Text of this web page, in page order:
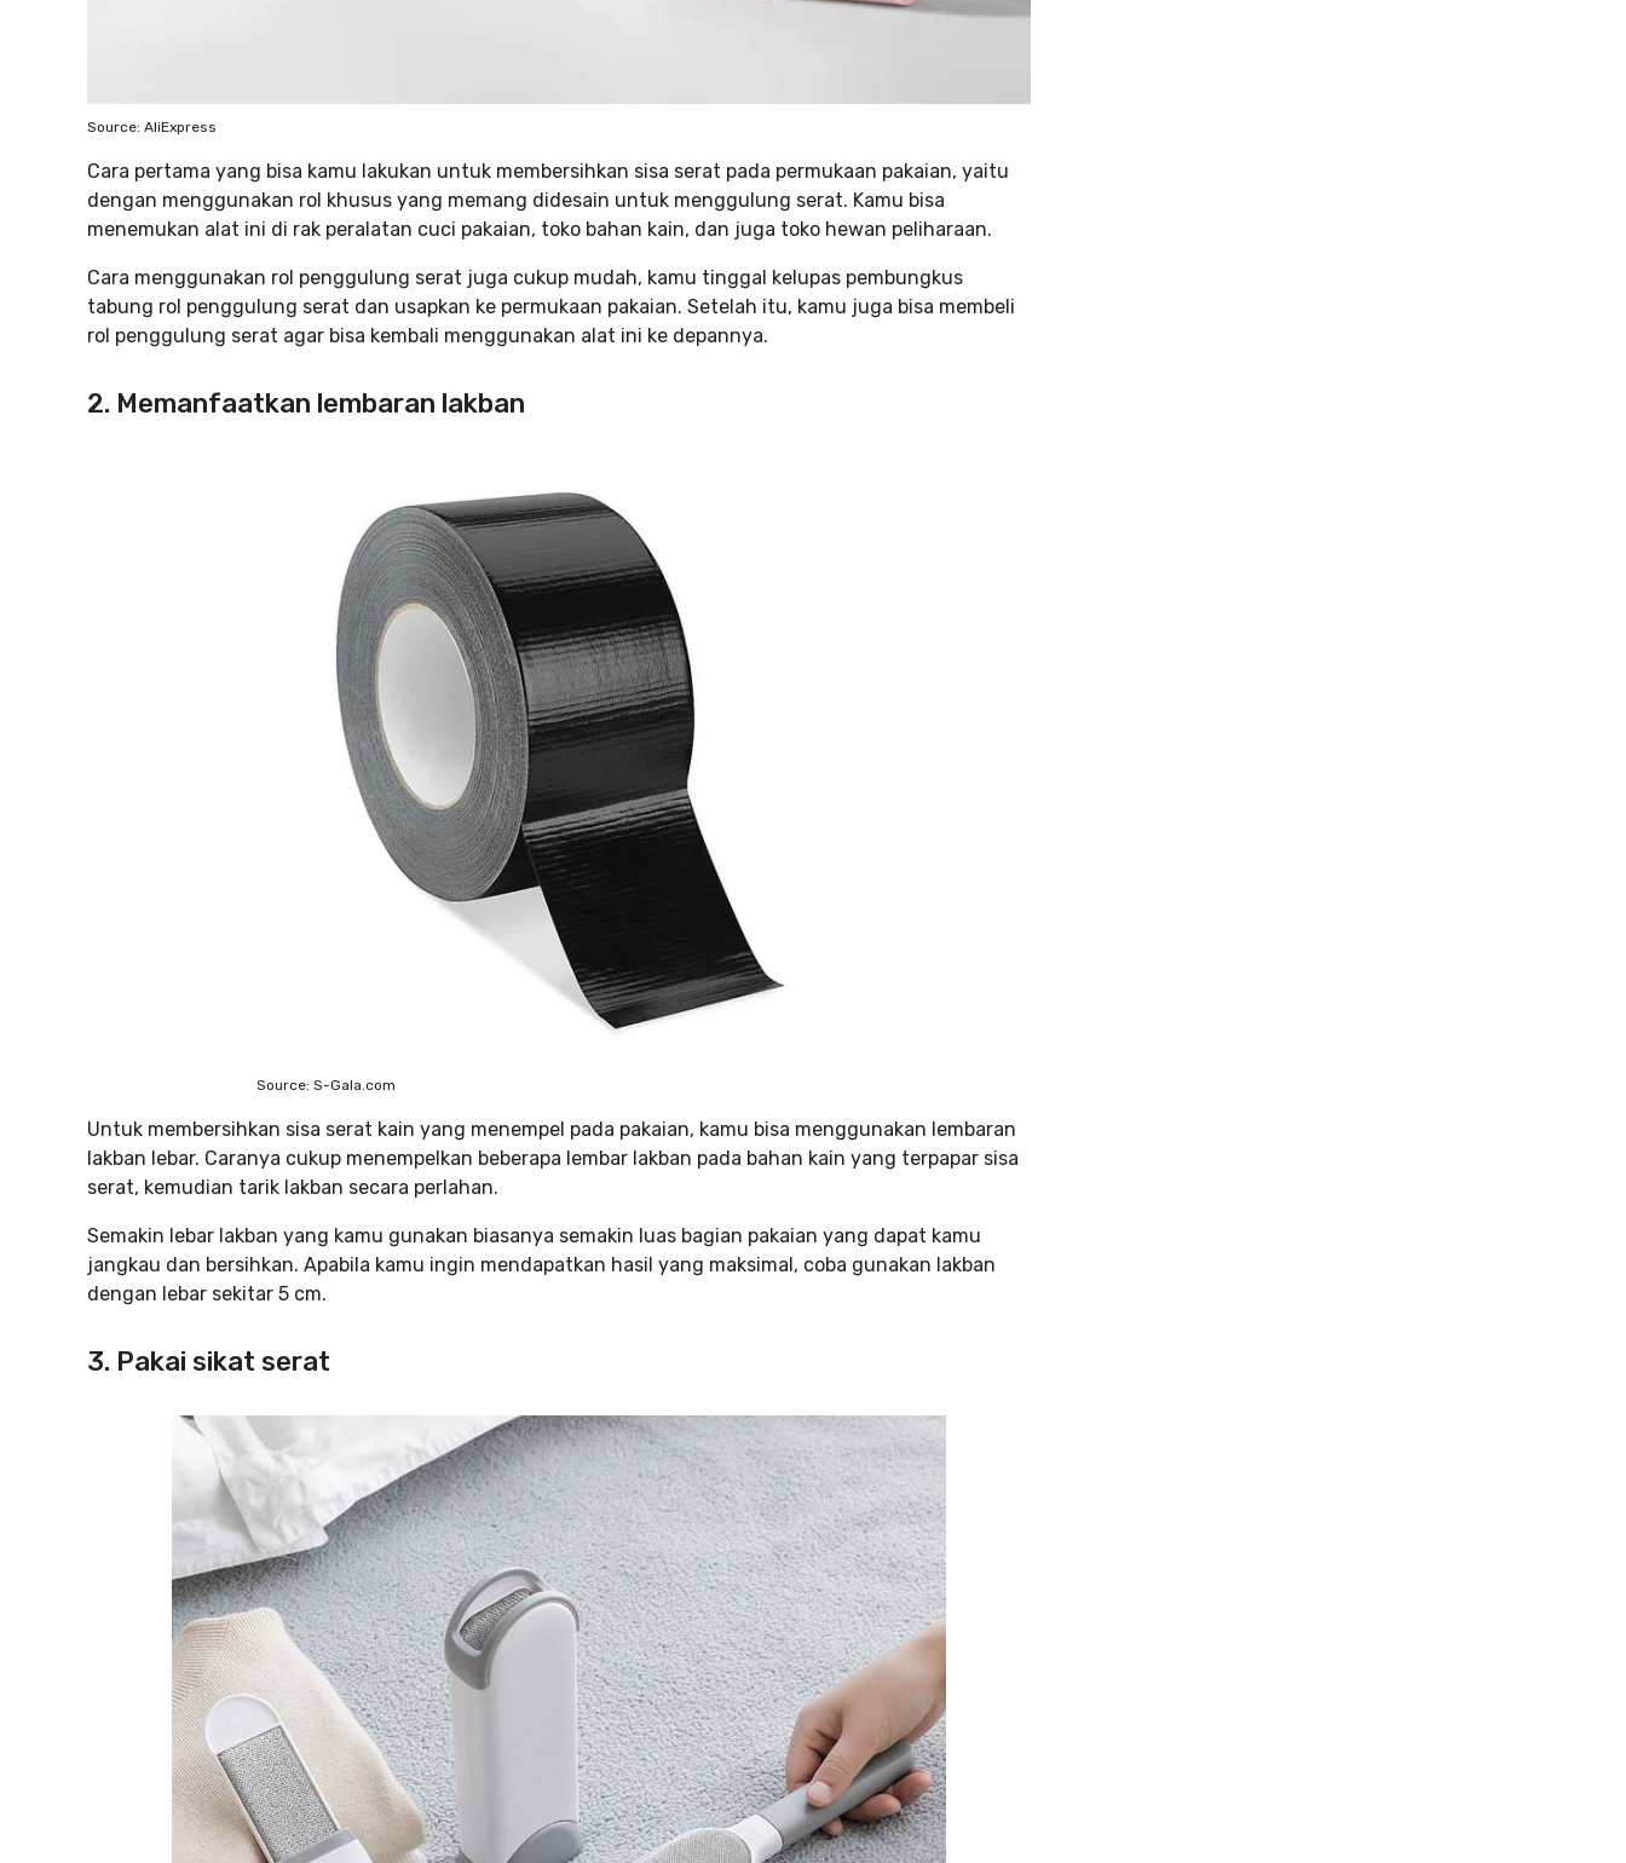
Source: AliExpress
Cara pertama yang bisa kamu lakukan untuk membersihkan sisa serat pada permukaan pakaian, yaitu
dengan menggunakan rol khusus yang memang didesain untuk menggulung serat. Kamu bisa
menemukan alat ini di rak peralatan cuci pakaian, toko bahan kain, dan juga toko hewan peliharaan.
Cara menggunakan rol penggulung serat juga cukup mudah, kamu tinggal kelupas pembungkus
tabung rol penggulung serat dan usapkan ke permukaan pakaian. Setelah itu, kamu juga bisa membeli
rol penggulung serat agar bisa kembali menggunakan alat ini ke depannya.
2. Memanfaatkan lembaran lakban
Source: S-Gala.com
Untuk membersihkan sisa serat kain yang menempel pada pakaian, kamu bisa menggunakan lembaran
lakban lebar. Caranya cukup menempelkan beberapa lembar lakban pada bahan kain yang terpapar sisa
serat, kemudian tarik lakban secara perlahan.
Semakin lebar lakban yang kamu gunakan biasanya semakin luas bagian pakaian yang dapat kamu
jangkau dan bersihkan. Apabila kamu ingin mendapatkan hasil yang maksimal, coba gunakan lakban
dengan lebar sekitar 5 cm.
3. Pakai sikat serat